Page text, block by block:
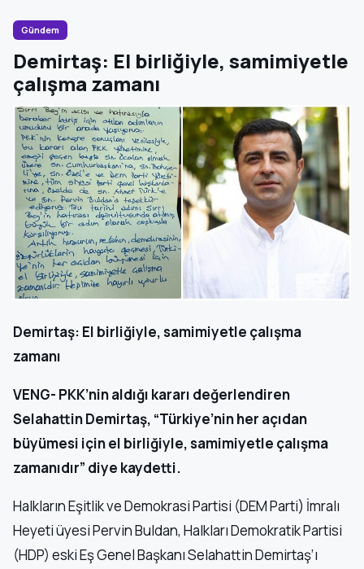
Gündem
Demirtaş: El birliğiyle, samimiyetle
çalışma zamanı
Demirtaş: El birliğiyle, samimiyetle çalışma
zamanı
VENG- PKK’nin aldığı kararı değerlendiren
Selahattin Demirtaş, “Türkiye’nin her açıdan
büyümesi için el birliğiyle, samimiyetle çalışma
zamanıdır” diye kaydetti.
Halkların Eşitlik ve Demokrasi Partisi (DEM Parti) İmralı
Heyeti üyesi Pervin Buldan, Halkları Demokratik Partisi
(HDP) eski Eş Genel Başkanı Selahattin Demirtaş’ı